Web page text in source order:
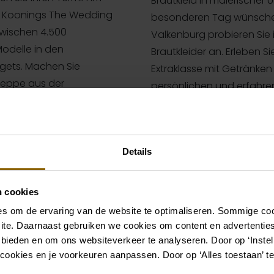
Details
cookies
om de ervaring van de website te optimaliseren. Sommige
Daarnaast gebruiken we cookies om content en
en om ons websiteverkeer te analyseren. Door op
en je voorkeuren aanpassen. Door op ‘Alles toestaan’
The Wedding
4.500
in den
Machen Sie
aus der
Sie im Restaurant auf
verwöhnen.
besonderen Tag
Valkenburg probieren
Brautkleider an. Erleben
Extraklasse mit
persönlichen und
Sie nach einem
Gerichte in einem
Märchenhochzeit
Räumlichkeiten auch als
Eigener Salon als
Restaurant unter der